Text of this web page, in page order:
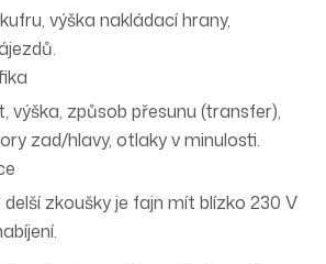
výška nakládací hrany,
výška, způsob přesunu (transfer),
zad/hlavy, otlaky v minulosti.
zkoušky je fajn mít blízko230 V